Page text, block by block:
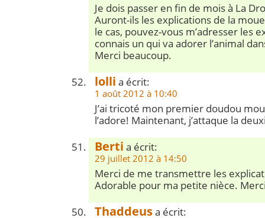
Je dois passer en fin de mois à La
Auront-ils les explications de la
le cas, pouvez-vous m’adresser les
connais un qui va adorer l’animal
Merci beaucoup.
lolli a écrit:
1 août 2012 à 10:40
J’ai tricoté mon premier doudou
l’adore! Maintenant, j’attaque la
Berti a écrit:
29 juillet 2012 à 14:50
Merci de me transmettre les
Adorable pour ma petite nièce.
Thaddeusa écrit: